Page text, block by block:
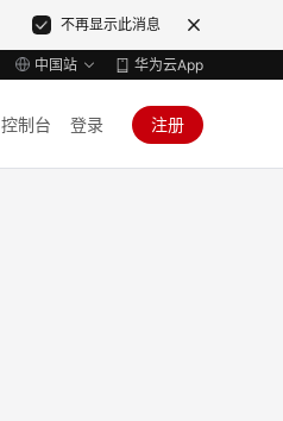
不再显示此消息
中国站 华为云App
控制台 登录 注册